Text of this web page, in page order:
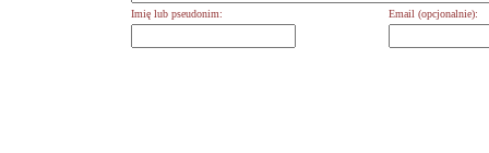
Imię lub pseudonim: Email (opcjonalnie):